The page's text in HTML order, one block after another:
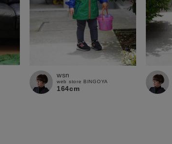
wsn
web store BINGOYA
164cm